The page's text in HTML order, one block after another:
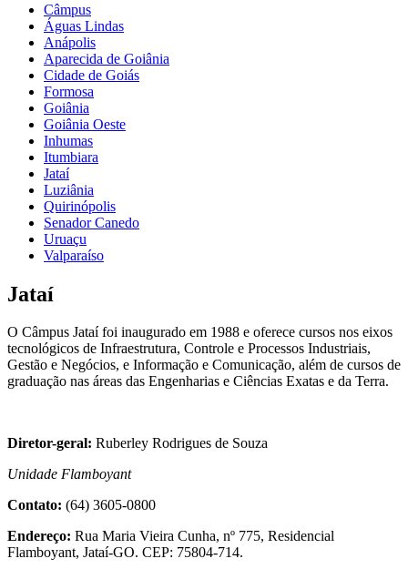
Câmpus
Águas Lindas
Anápolis
Aparecida de Goiânia
Cidade de Goiás
Formosa
Goiânia
Goiânia Oeste
Inhumas
Itumbiara
Jataí
Luziânia
Quirinópolis
Senador Canedo
Uruaçu
Valparaíso
Jataí
O Câmpus Jataí foi inaugurado em 1988 e oferece cursos nos eixos
tecnológicos de Infraestrutura, Controle e Processos Industriais,
Gestão e Negócios, e Informação e Comunicação, além de cursos de
graduação nas áreas das Engenharias e Ciências Exatas e da Terra.
Diretor-geral: Ruberley Rodrigues de Souza
Unidade Flamboyant
Contato: (64) 3605-0800
Endereço: Rua Maria Vieira Cunha, nº 775, Residencial
Flamboyant, Jataí-GO. CEP: 75804-714.